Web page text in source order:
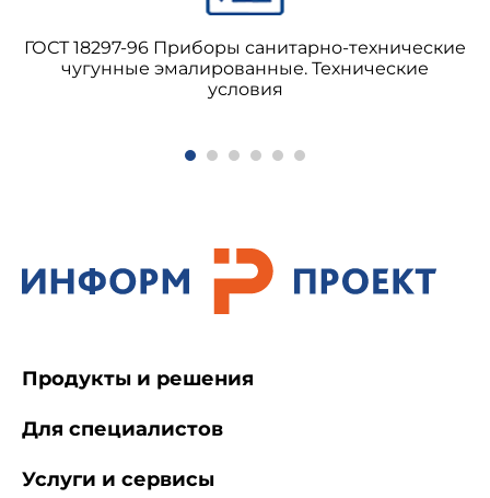
ГОСТ 18297-96 Приборы санитарно-технические
чугунные эмалированные. Технические
условия
Продукты и решения
Для специалистов
Услуги и сервисы